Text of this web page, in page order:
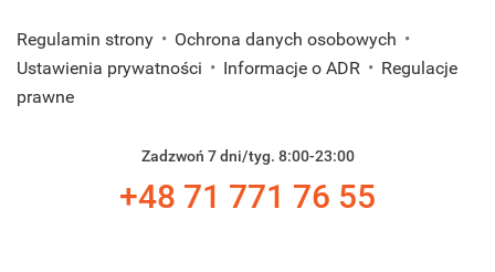
Regulamin strony
Ochrona danych osobowych
Ustawienia prywatności
Informacje o ADR
Regulacje
prawne
Zadzwoń 7 dni/tyg. 8:00-23:00
+48 71 771 76 55